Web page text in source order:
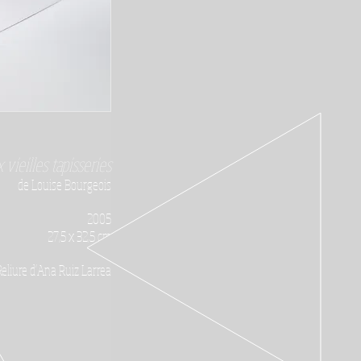
tapisseries
de Louise Bourgeois
2005
27,5 x 32,5 cm
d'Ana Ruiz Larrea